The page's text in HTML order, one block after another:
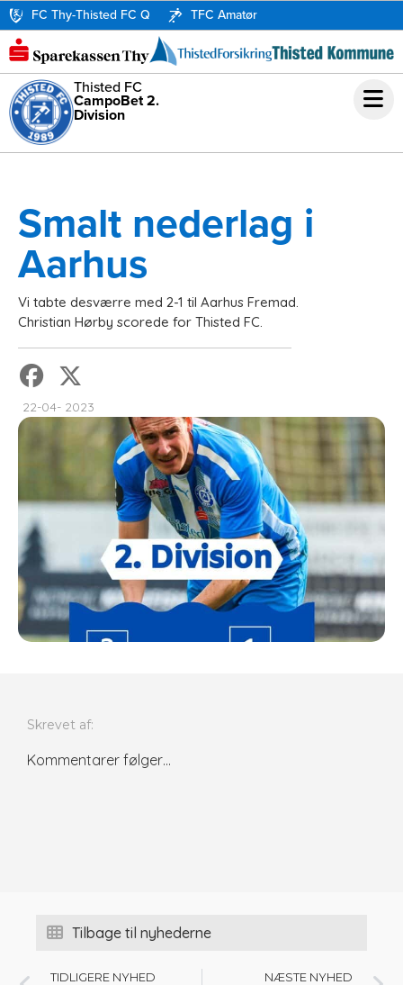
FC Thy-Thisted FC Q TFC Amatør
Thisted FC
CampoBet 2.
Division
Smalt nederlag i
Aarhus
Vi tabte desværre med 2-1 til Aarhus Fremad.
Christian Hørby scorede for Thisted FC.
22-04- 2023
Skrevet af:
Kommentarer følger…
Tilbage til nyhederne
TIDLIGERE NYHED
NÆSTE NYHED